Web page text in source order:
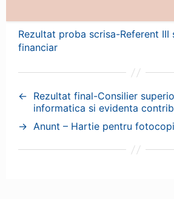
Rezultat proba scrisa-Referent III
financiar
← Rezultat final-Consilier
informatica si evidenta
→ Anunt – Hartie pentru